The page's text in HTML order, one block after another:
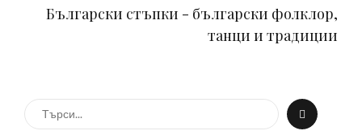
Български стъпки - български фолклор,
танци и традиции